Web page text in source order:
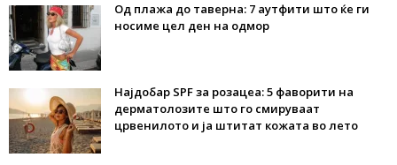
Од плажа до таверна: 7 аутфити што ќе ги
носиме цел ден на одмор
Најдобар SPF за розацеа: 5 фаворити на
дерматолозите што го смируваат
црвенилото и ја штитат кожата во лето